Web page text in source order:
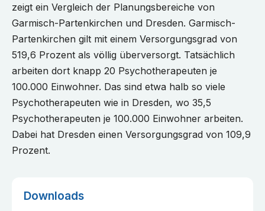
zeigt ein Vergleich der Planungsbereiche von
Garmisch-Partenkirchen und Dresden. Garmisch-
Partenkirchen gilt mit einem Versorgungsgrad von
519,6 Prozent als völlig überversorgt. Tatsächlich
arbeiten dort knapp 20 Psychotherapeuten je
100.000 Einwohner. Das sind etwa halb so viele
Psychotherapeuten wie in Dresden, wo 35,5
Psychotherapeuten je 100.000 Einwohner arbeiten.
Dabei hat Dresden einen Versorgungsgrad von 109,9
Prozent.
Downloads